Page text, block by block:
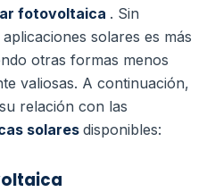
fotovoltaica . Sin
solares es más
otras formas menos
valiosas. A continuación,
relación con las
solares disponibles: